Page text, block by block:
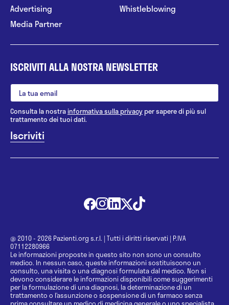
Advertising
Media Partner
Whistleblowing
ISCRIVITI ALLA NOSTRA NEWSLETTER
Consulta la nostrainformativa sulla privacy per sapere di più sul
trattamento dei tuoi dati.
@ 2010 - 2026 Pazienti.org s.r.l. | Tutti i diritti riservati | P.IVA
07112280966
Le informazioni proposte in questo sito non sono un consulto
medico. In nessun caso, queste informazioni sostituiscono un
consulto, una visita o una diagnosi formulata dal medico. Non si
devono considerare le informazioni disponibili come suggerimenti
per la formulazione di una diagnosi, la determinazione di un
trattamento o l’assunzione o sospensione di un farmaco senza